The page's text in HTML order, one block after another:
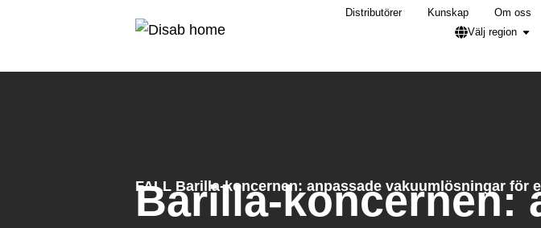
Distributörer Kunskap
Om oss
Välj region
FALL Barilla-koncernen: anpassade vakuumlösningar för
Barilla-koncernen: